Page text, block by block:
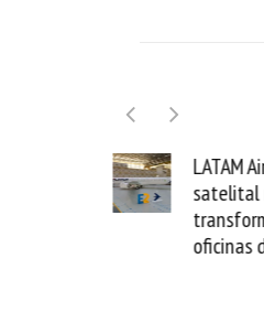
lanza internet
con SES
tus vuelos en